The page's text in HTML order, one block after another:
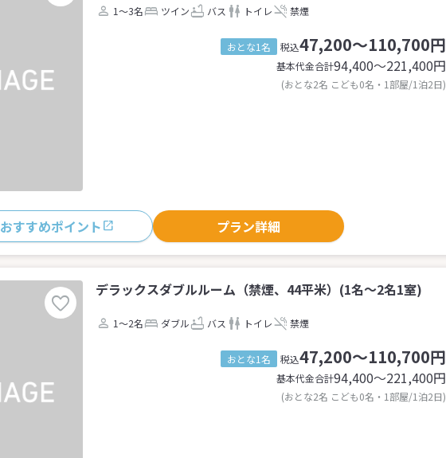
1～3名 ツイン バス トイレ 禁煙
おとな1名 税込47,200～110,700円
基本代金合計94,400〜221,400円
(おとな2名 こども0名・1部屋/1泊2日)
おすすめポイント プラン詳細
デラックスダブルルーム（禁煙、44平米）(1名～2名1室)
1～2名 ダブル バス トイレ 禁煙
おとな1名 税込47,200～110,700円
基本代金合計94,400〜221,400円
(おとな2名 こども0名・1部屋/1泊2日)